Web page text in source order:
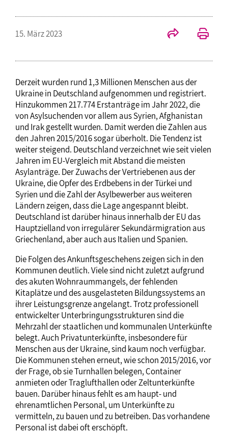
15. März 2023
Derzeit wurden rund 1,3 Millionen Menschen aus der
Ukraine in Deutschland aufgenommen und registriert.
Hinzukommen 217.774 Erstanträge im Jahr 2022, die
von Asylsuchenden vor allem aus Syrien, Afghanistan
und Irak gestellt wurden. Damit werden die Zahlen aus
den Jahren 2015/2016 sogar überholt. Die Tendenz ist
weiter steigend. Deutschland verzeichnet wie seit vielen
Jahren im EU-Vergleich mit Abstand die meisten
Asylanträge. Der Zuwachs der Vertriebenen aus der
Ukraine, die Opfer des Erdbebens in der Türkei und
Syrien und die Zahl der Asylbewerber aus weiteren
Ländern zeigen, dass die Lage angespannt bleibt.
Deutschland ist darüber hinaus innerhalb der EU das
Hauptzielland von irregulärer Sekundärmigration aus
Griechenland, aber auch aus Italien und Spanien.
Die Folgen des Ankunftsgeschehens zeigen sich in den
Kommunen deutlich. Viele sind nicht zuletzt aufgrund
des akuten Wohnraummangels, der fehlenden
Kitaplätze und des ausgelasteten Bildungssystems an
ihrer Leistungsgrenze angelangt. Trotz professionell
entwickelter Unterbringungsstrukturen sind die
Mehrzahl der staatlichen und kommunalen Unterkünfte
belegt. Auch Privatunterkünfte, insbesondere für
Menschen aus der Ukraine, sind kaum noch verfügbar.
Die Kommunen stehen erneut, wie schon 2015/2016, vor
der Frage, ob sie Turnhallen belegen, Container
anmieten oder Traglufthallen oder Zeltunterkünfte
bauen. Darüber hinaus fehlt es am haupt- und
ehrenamtlichen Personal, um Unterkünfte zu
vermitteln, zu bauen und zu betreiben. Das vorhandene
Personal ist dabei oft erschöpft.